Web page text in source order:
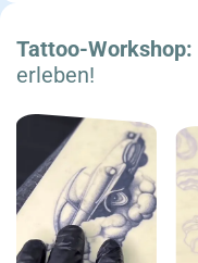
Tattoo-Workshop:
erleben!